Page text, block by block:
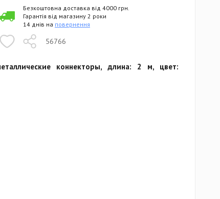
56766
Безкоштовна доставка від 4000 грн.
Гарантія від магазину 2 роки
14 днів на повернення
коннекторы, длина: 2 м, цвет: